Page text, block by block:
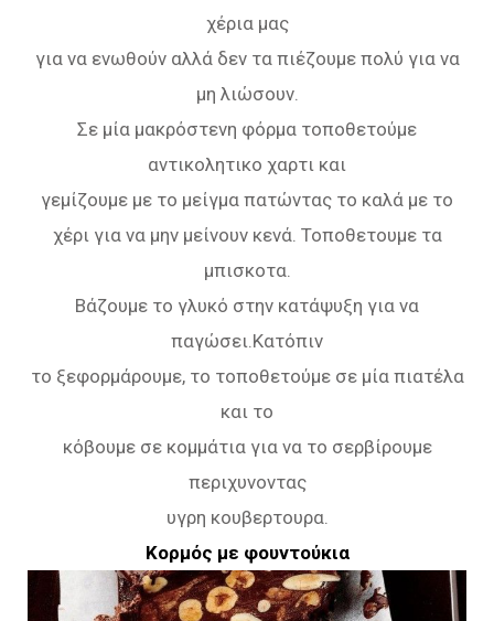
χέρια μας
για να ενωθούν αλλά δεν τα πιέζουμε πολύ για να
μη λιώσουν.
Σε μία μακρόστενη φόρμα τοποθετούμε
αντικολητικο χαρτι και
γεμίζουμε με το μείγμα πατώντας το καλά με το
χέρι για να μην μείνουν κενά. Τοποθετουμε τα
μπισκοτα.
Βάζουμε το γλυκό στην κατάψυξη για να
παγώσει.Κατόπιν
το ξεφορμάρουμε, το τοποθετούμε σε μία πιατέλα
και το
κόβουμε σε κομμάτια για να το σερβίρουμε
περιχυνοντας
υγρη κουβερτουρα.
Κορμός με φουντούκια